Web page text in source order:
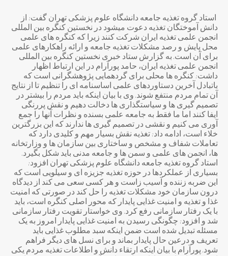
استاد گروه تغذیه جامعه دانشگاه علوم پزشکی تهران گفت: از
دانش آموختگان تغذیه دعوت میشود در نخستین کنگره بین المللی
انجمن علمی تغذیه ایران شرکت کنند زیرا که کنگره های علمی
محل پایش و رصد مشکلات تغذیه جامعه و ارائه راهکارهای علمی
برای آن است. به گزارش ستاد خبری نخستین کنگره بین المللی
انجمن علمی تغذیه ایران، حامد پورآرام در این ارتباط اظهار
داشت: کنگره ها محلی برای گردهمایی پژوهشگرانی است که
باتبادل آخرین دستاوردهای علمی اساسنامه ای را تنظیم تا از نتایج
آن تمام مردم منتفع شوند. وی با بیان اینکه باید مردم را بیشتر در
تصمیم گیری ها و سیاستگذاری ها دخالت دهیم و نقش پررنگی
ایفا کنند اما ما فقط به جامعه علمی بسنده و نظرات آنها را جمع
آوری می کنیم و نقشی در تصمیم گیری ها ندارند که این بزرگترین
خلاء است، ادامه داد: تغذیه نقش بسیار مهم و کلیدی دارد که
تعاملات شفاف و مشخص و ساختاری بین سازمان ها و وزارتخانه
ها، انجمن های علمی و سمن ها و جامعه مدنی باید شکل بگیرد.
استاد گروه تغذیه جامعه دانشگاه علوم پزشکی تهران افزود:
بسیاری از عملکردها در حوزه تغذیه جزیزه ای و سیلویی است که
این ضربه زننده و آسیب زاست و هر کسی سعی می کند از دیدگاه
درون سازمان خود مشکلات تغذیه را حل کند در صورتی که امنیت
غذا و تغذیه و امنیت غذایی پایدار که محور اصلی کنگره است، باید
با یک رفتار سازمانی رفع کرد. وی خواستار تقویت رفتار سازمانی
شد و افزود: چگونگی رسیدن به امنیت غذایی پایدار امروز به یک
مسئله تبدیل شده است ضمن اینکه سبد مطلوب غذایی باید
تعریف و درعین حال پایدار بماند و برای نسل های دیگر فراهم
شود. پورآرام با بیان اینکه ارتقاء دانش و اطلاعات تغذیه مردم یکی